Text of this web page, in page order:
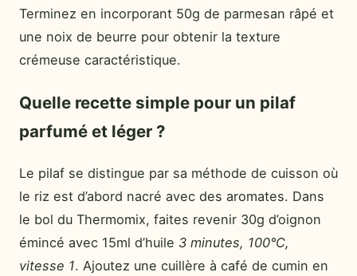
Terminez en incorporant 50g de parmesan râpé et
une noix de beurre pour obtenir la texture
crémeuse caractéristique.
Quelle recette simple pour un pilaf
parfumé et léger ?
Le pilaf se distingue par sa méthode de cuisson où
le riz est d’abord nacré avec des aromates. Dans
le bol du Thermomix, faites revenir 30g d’oignon
émincé avec 15ml d’huile 3 minutes, 100°C,
vitesse 1. Ajoutez une cuillère à café de cumin en